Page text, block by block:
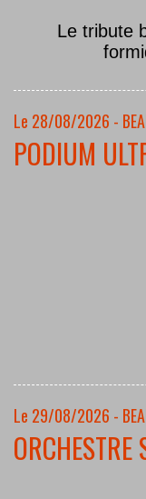
Le tribute
Le 28/08/2026 -
PODIUM
Le 29/08/2026 -
ORCHESTRE